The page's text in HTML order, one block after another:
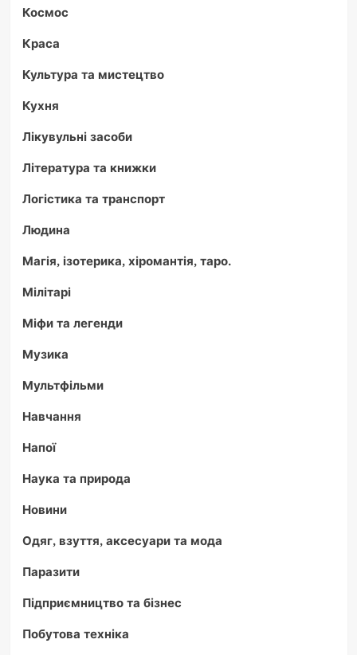
Космос
Краса
Культура та мистецтво
Кухня
Лікувульні засоби
Література та книжки
Логістика та транспорт
Людина
Магія, ізотерика, хіромантія, таро.
Мілітарі
Міфи та легенди
Музика
Мультфільми
Навчання
Напої
Наука та природа
Новини
Одяг, взуття, аксесуари та мода
Паразити
Підприємництво та бізнес
Побутова техніка